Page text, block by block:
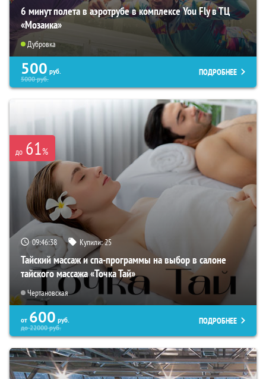
6 минут полета в аэротрубе в комплексе You Fly в ТЦ
«Мозаика»
Дубровка
500 руб.
5000руб.
ПОДРОБНЕЕ
до 61%
09:46:37 Купили:25
Тайский массаж и спа-программы на выбор в салоне
тайского массажа «Точка Тай»
Чертановская
от 600 руб.
до22000руб.
ПОДРОБНЕЕ